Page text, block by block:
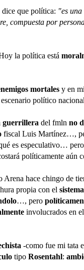
que política: "es
compuesta por
la política está
mortales y en
político
guerrillera del fmln no
fiscal Luis Martínez…,
es especulativo… pero
políticamente aún
Arena hace chingo de
propia con el
…, pero
involucrados en el
-como fue mi tata
tipo Rosentahl: